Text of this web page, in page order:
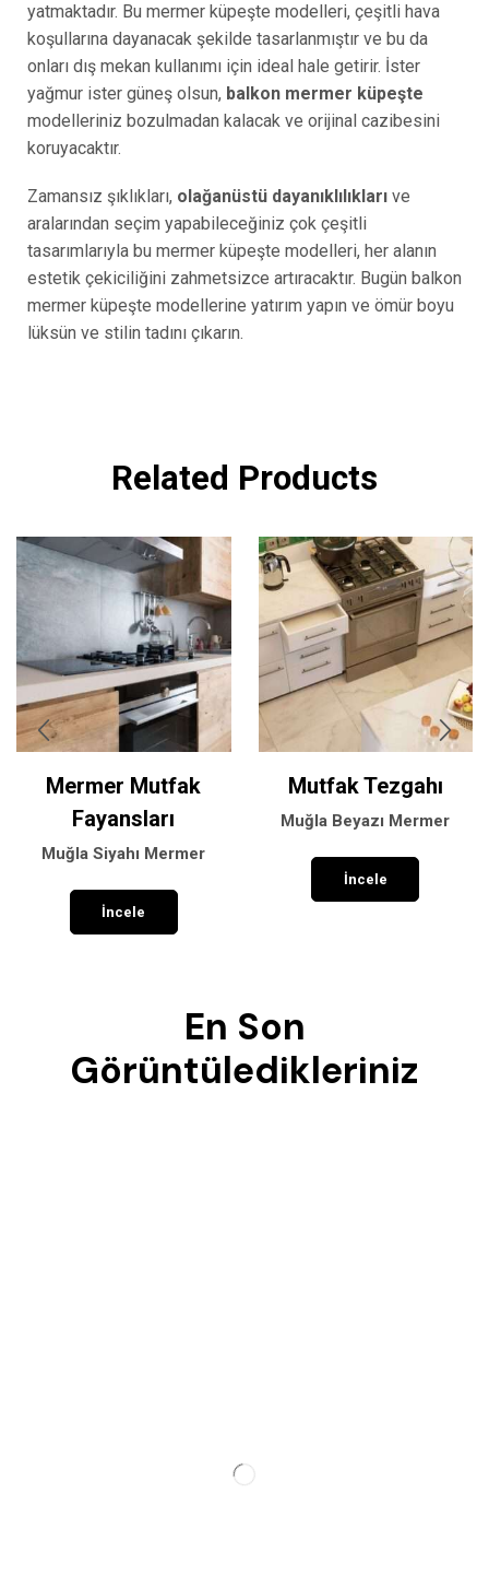
yatmaktadır. Bu mermer küpeşte modelleri, çeşitli hava
koşullarına dayanacak şekilde tasarlanmıştır ve bu da
onları dış mekan kullanımı için ideal hale getirir. İster
yağmur ister güneş olsun, balkon mermer küpeşte
modelleriniz bozulmadan kalacak ve orijinal cazibesini
koruyacaktır.
Zamansız şıklıkları, olağanüstü dayanıklılıkları ve
aralarından seçim yapabileceğiniz çok çeşitli
tasarımlarıyla bu mermer küpeşte modelleri, her alanın
estetik çekiciliğini zahmetsizce artıracaktır. Bugün balkon
mermer küpeşte modellerine yatırım yapın ve ömür boyu
lüksün ve stilin tadını çıkarın.
Related Products
Mermer Mutfak
Fayansları
Muğla Siyahı Mermer
İncele
Mutfak Tezgahı
Muğla Beyazı Mermer
İncele
En Son
Görüntüledikleriniz